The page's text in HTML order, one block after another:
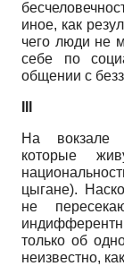
иное, как
чего люди не
себе по
общении с
На вокзале
которые
цыгане).
не
только об
неизвестно,